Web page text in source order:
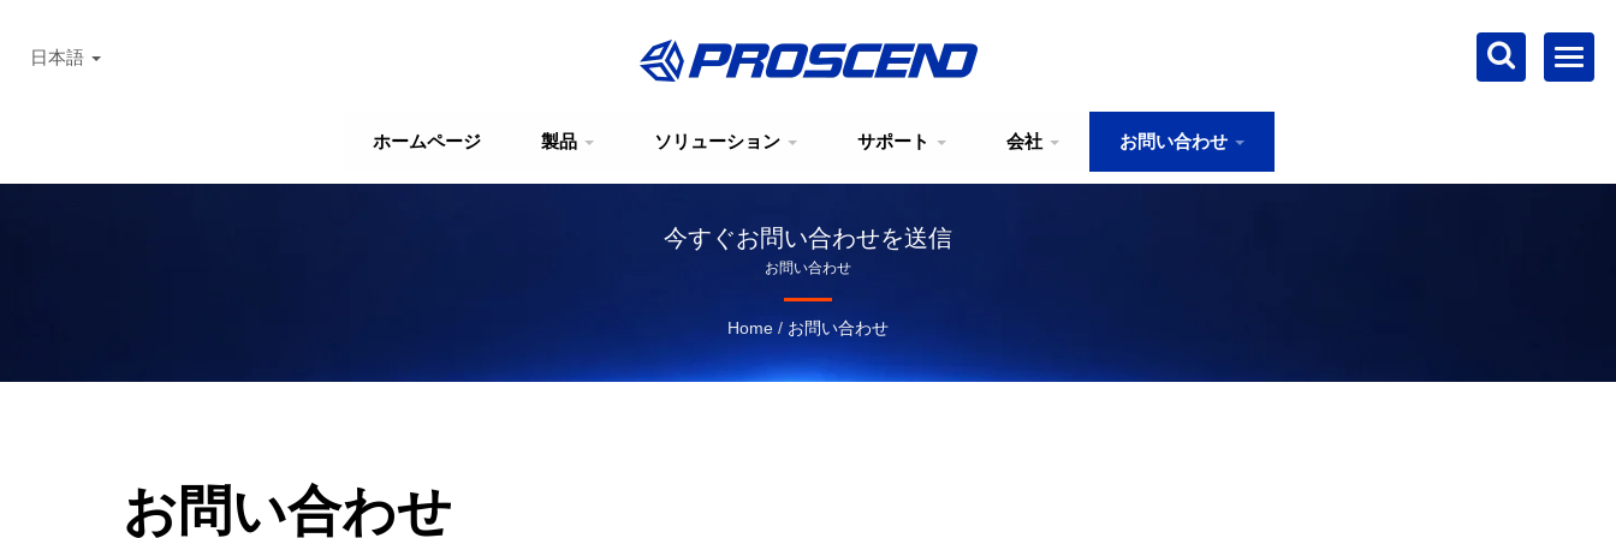
ホームページ 製品 ソリューション サポート 会社 お問い合わせ
日本語
今すぐお問い合わせを送信
お問い合わせ
Home / お問い合わせ
お問い合わせ